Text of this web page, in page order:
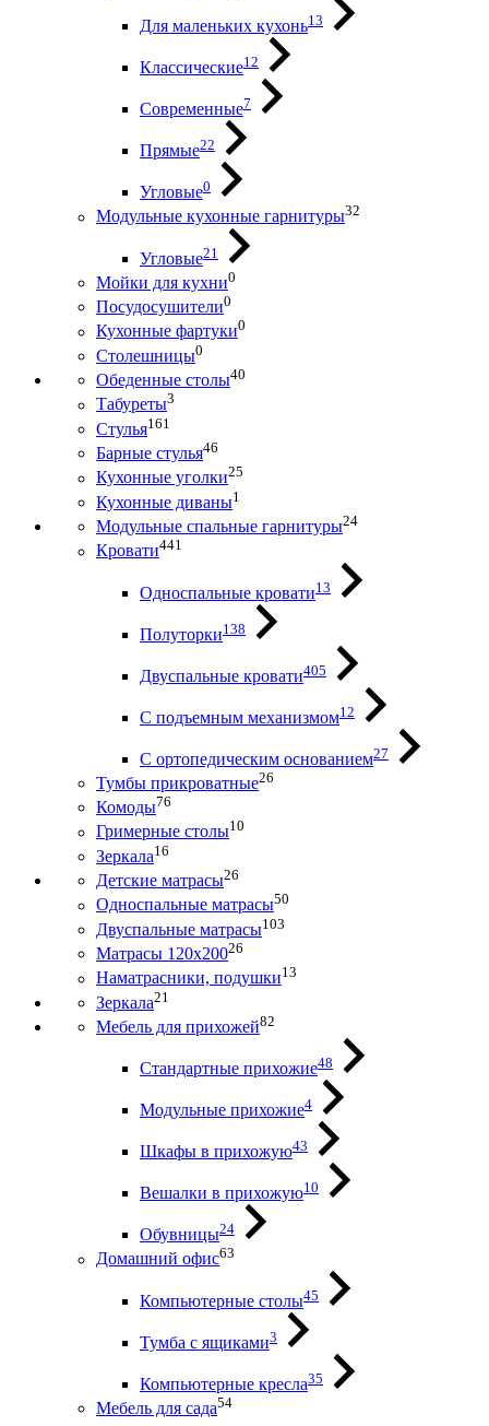
Для маленьких кухонь13
Классические12
Современные7
Прямые22
Угловые0
Модульные кухонные гарнитуры32
Угловые21
Мойки для кухни0
Посудосушители0
Кухонные фартуки0
Столешницы0
Обеденные столы40
Табуреты3
Стулья161
Барные стулья46
Кухонные уголки25
Кухонные диваны1
Модульные спальные гарнитуры24
Кровати441
Односпальные кровати13
Полуторки138
Двуспальные кровати405
С подъемным механизмом12
С ортопедическим основанием27
Тумбы прикроватные26
Комоды76
Гримерные столы10
Зеркала16
Детские матрасы26
Односпальные матрасы50
Двуспальные матрасы103
Матрасы 120х20026
Наматрасники, подушки13
Зеркала21
Мебель для прихожей82
Стандартные прихожие48
Модульные прихожие4
Шкафы в прихожую43
Вешалки в прихожую10
Обувницы24
Домашний офис63
Компьютерные столы45
Тумба с ящиками3
Компьютерные кресла35
Мебель для сада54